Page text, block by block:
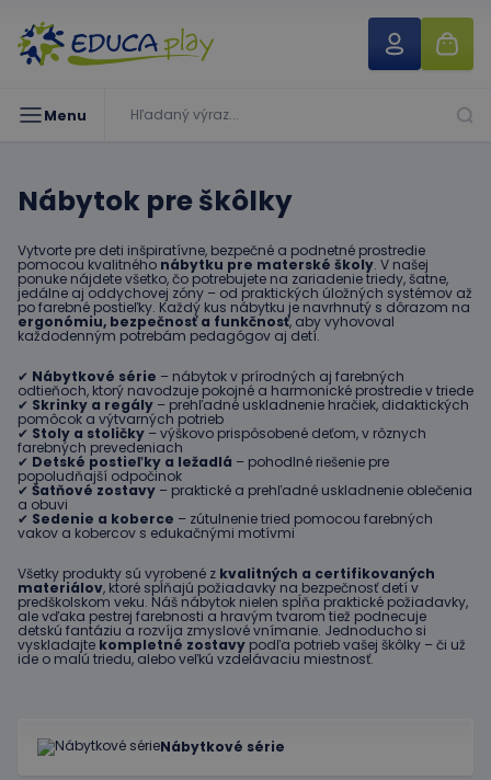
Menu
Nábytok pre škôlky
Vytvorte pre deti inšpiratívne, bezpečné a podnetné prostredie
pomocou kvalitného nábytku pre materské školy. V našej
ponuke nájdete všetko, čo potrebujete na zariadenie triedy, šatne,
jedálne aj oddychovej zóny – od praktických úložných systémov až
po farebné postieľky. Každý kus nábytku je navrhnutý s dôrazom na
ergonómiu, bezpečnosť a funkčnosť, aby vyhovoval
každodenným potrebám pedagógov aj detí.
✔ Nábytkové série – nábytok v prírodných aj farebných
odtieňoch, ktorý navodzuje pokojné a harmonické prostredie v triede
✔ Skrinky a regály – prehľadné uskladnenie hračiek, didaktických
pomôcok a výtvarných potrieb
✔ Stoly a stoličky – výškovo prispôsobené deťom, v rôznych
farebných prevedeniach
✔ Detské postieľky a ležadlá – pohodlné riešenie pre
popoludňajší odpočinok
✔ Šatňové zostavy – praktické a prehľadné uskladnenie oblečenia
a obuvi
✔ Sedenie a koberce – zútulnenie tried pomocou farebných
vakov a kobercov s edukačnými motívmi
Všetky produkty sú vyrobené z kvalitných a certifikovaných
materiálov, ktoré spĺňajú požiadavky na bezpečnosť detí v
predškolskom veku. Náš nábytok nielen spĺňa praktické požiadavky,
ale vďaka pestrej farebnosti a hravým tvarom tiež podnecuje
detskú fantáziu a rozvíja zmyslové vnímanie. Jednoducho si
vyskladajte kompletné zostavy podľa potrieb vašej škôlky – či už
ide o malú triedu, alebo veľkú vzdelávaciu miestnosť.
Nábytkové série